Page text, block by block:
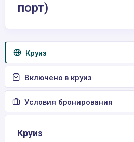
порт)
Круиз
Включено в круиз
Условия бронирования
Круиз